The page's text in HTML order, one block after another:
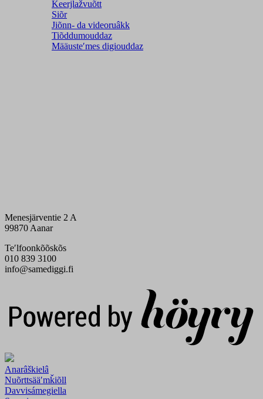
Ǩeerjlažvuõtt
Siõr
Jiõnn- da videoruâkk
Tiõddumouddaz
Määusteʹmes digiouddaz
Menesjärventie 2 A
99870 Aanar
Teʹlfoonkõõskõs
010 839 3100
info@samediggi.fi
Anarâškielâ
Nuõrttsääʹmǩiõll
Davvisámegiella